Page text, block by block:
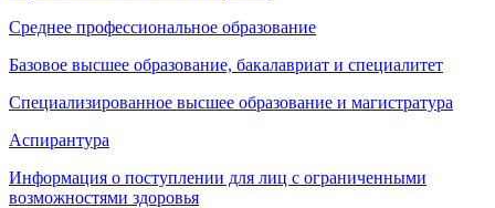
Среднее профессиональное образование
Базовое высшее образование, бакалавриат и специалитет
Специализированное высшее образование и магистратура
Аспирантура
Информация о поступлении для лиц с ограниченными
возможностями здоровья